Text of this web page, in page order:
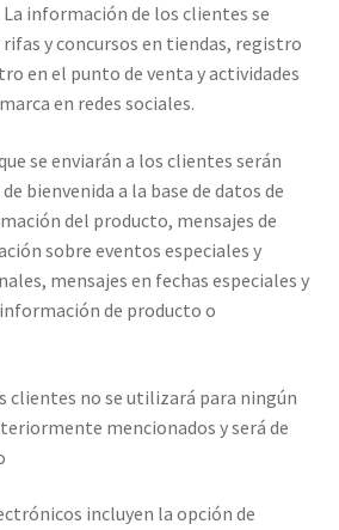
información de los clientes se
y concursos en tiendas, registro
en el punto de venta y actividades
en redes sociales.
se enviarán a los clientes serán
bienvenida a la base de datos de
del producto, mensajes de
sobre eventos especiales y
mensajes en fechas especiales y
de producto o
clientes no se utilizará para ningún
mencionados y será de
incluyen la opción de